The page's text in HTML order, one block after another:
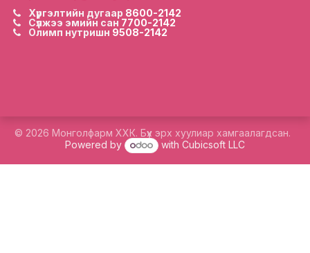
Хүргэлтийн дугаар 8600-2142
Сүлжээ эмийн сан 7700-2142
Олимп нутришн 9508-2142
© 2026 Монголфарм ХХК. Бүх эрх хуулиар хамгаалагдсан.
Powered by
with Cubicsoft LLC